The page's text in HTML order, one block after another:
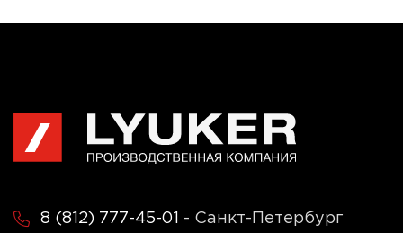
8 (812) 777-45-01 - Санкт-Петербург